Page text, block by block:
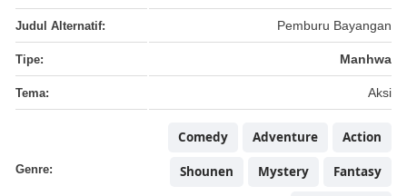
Judul Alternatif: Pemburu Bayangan
Tipe: Manhwa
Tema: Aksi
Genre:
Action
Adventure
Comedy
Fantasy
Mystery
Shounen